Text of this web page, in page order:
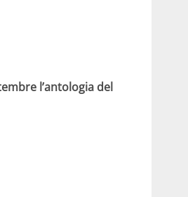
l’antologia del